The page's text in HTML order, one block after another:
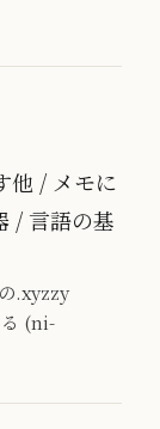
他 / メモに
/ 言語の基
.xyzzy
(ni-